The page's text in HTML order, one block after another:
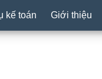
kế toán Giới thiệu